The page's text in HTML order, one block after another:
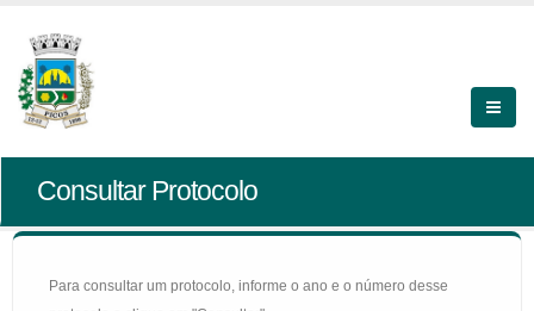
Consultar Protocolo
Para consultar um protocolo, informe o ano e o número desse